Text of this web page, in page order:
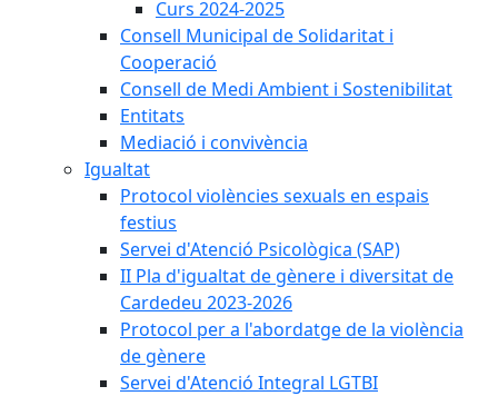
Curs 2024-2025
Consell Municipal de Solidaritat i
Cooperació
Consell de Medi Ambient i Sostenibilitat
Entitats
Mediació i convivència
Igualtat
Protocol violències sexuals en espais
festius
Servei d'Atenció Psicològica (SAP)
II Pla d'igualtat de gènere i diversitat de
Cardedeu 2023-2026
Protocol per a l'abordatge de la violència
de gènere
Servei d'Atenció Integral LGTBI